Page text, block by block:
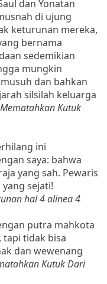
dan Yonatan
di ujung
keturunan mereka,
bernama
sedemikian
mungkin
dan bahkan
silsilah keluarga
Mematahkan Kutuk
ini
saya: bahwa
yang sah. Pewaris
sejati!
hal 4 alinea 4
putra mahkota
tapi tidak bisa
dan wewenang
Kutuk Dari